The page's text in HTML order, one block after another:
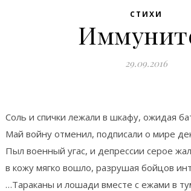
СТИХИ
29.09.2016
Соль и спички лежали в шкафу, ожидая
Май войну отменил, подписали о мире
Пыл военный угас, и депрессии серое
в кожу мягко вошло, разрушая бойцов
…Тараканы и лошади вместе с ежами в